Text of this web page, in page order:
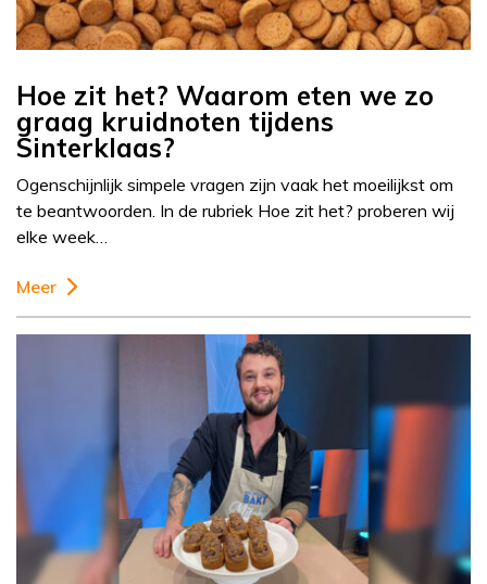
Hoe zit het? Waarom eten we zo
graag kruidnoten tijdens
Sinterklaas?
Ogenschijnlijk simpele vragen zijn vaak het moeilijkst om
te beantwoorden. In de rubriek Hoe zit het? proberen wij
elke week…
Meer